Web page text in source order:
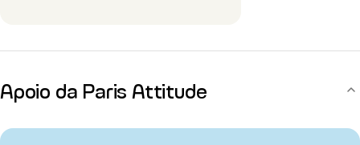
Apoio da Paris Attitude